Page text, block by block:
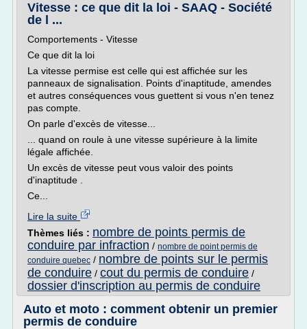
Vitesse : ce que dit la loi - SAAQ - Société
de l ...
Comportements - Vitesse
Ce que dit la loi
La vitesse permise est celle qui est affichée sur les
panneaux de signalisation. Points d'inaptitude, amendes
et autres conséquences vous guettent si vous n'en tenez
pas compte.
On parle d'excès de vitesse...
... quand on roule à une vitesse supérieure à la limite
légale affichée.
Un excès de vitesse peut vous valoir des points
d'inaptitude .
Ce...
Lire la suite
Thèmes liés : nombre de points permis de
conduire par infraction / nombre de point permis de
conduire quebec / nombre de points sur le permis
de conduire / cout du permis de conduire /
dossier d'inscription au permis de conduire
Auto et moto : comment obtenir un premier
permis de conduire